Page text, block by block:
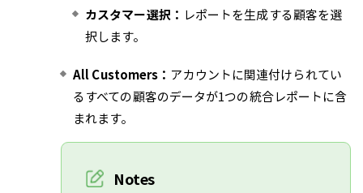
カスタマー選択： レポートを生成する顧客を選
択します。
All Customers： アカウントに関連付けられてい
るすべての顧客のデータが1つの統合レポートに含
まれます。
Notes